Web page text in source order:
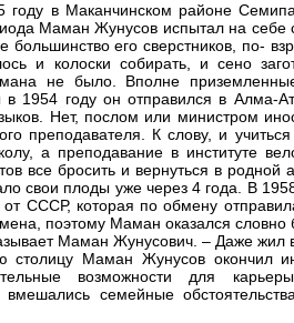
в Маканчинском районе
Маман Жунусов испытал на себе
его сверстников, по-
и колоски собирать, и сено
не было. Вполне
году он отправился в Алма-
Нет, послом или министром
преподавателя. К слову, и
а преподавание в институте
все бросить и вернуться в
свои плоды уже через 4 года. В
от СССР, которая по обмену
поэтому Маман оказался словно
Маман Жунусович. – Даже жил
столицу Маман Жунусов окончил
возможности для
вмешались семейные